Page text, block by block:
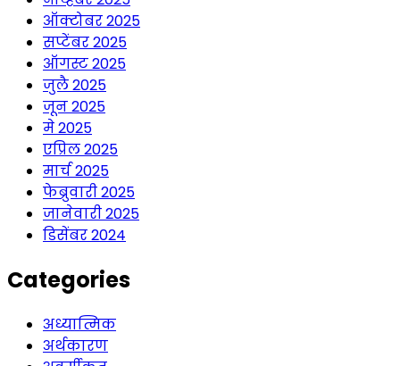
ऑक्टोबर 2025
सप्टेंबर 2025
ऑगस्ट 2025
जुलै 2025
जून 2025
मे 2025
एप्रिल 2025
मार्च 2025
फेब्रुवारी 2025
जानेवारी 2025
डिसेंबर 2024
Categories
अध्यात्मिक
अर्थकारण